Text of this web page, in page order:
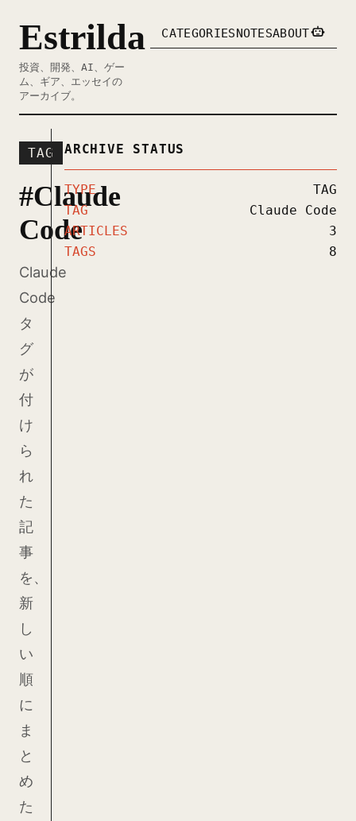
Estrilda CATEGORIESNOTESABOUT
投資、開発、AI、ゲー
ム、ギア、エッセイの
アーカイブ。
TAG
#Claude
Code
Claude
Code
タ
グ
が
付
け
ら
れ
た
記
事
を、
新
し
い
順
に
ま
と
め
た
ARCHIVE STATUS
TYPE
TAG
TAG
Claude Code
ARTICLES
3
TAGS
8